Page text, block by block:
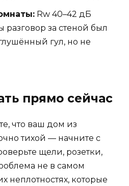
Rw 40–42 дБ
разговор за стеной был
гул, но не
прямо сейчас
что ваш дом из
тихой — начните с
щели, розетки,
не в самом
неплотностях, которые